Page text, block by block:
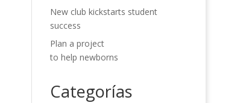
New club kickstarts student
success
Plan a project
to help newborns
Categorías